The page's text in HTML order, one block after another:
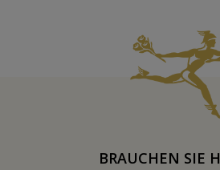
BRAUCHEN SIE